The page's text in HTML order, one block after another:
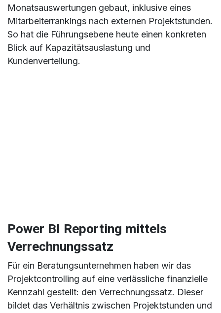
Monatsauswertungen gebaut, inklusive eines
Mitarbeiterrankings nach externen Projektstunden.
So hat die Führungsebene heute einen konkreten
Blick auf Kapazitätsauslastung und
Kundenverteilung.
Power BI Reporting mittels
Verrechnungssatz
Für ein Beratungsunternehmen haben wir das
Projektcontrolling auf eine verlässliche finanzielle
Kennzahl gestellt: den Verrechnungssatz. Dieser
bildet das Verhältnis zwischen Projektstunden und